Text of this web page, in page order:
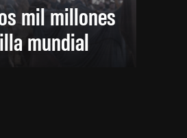
mil millones
mundial